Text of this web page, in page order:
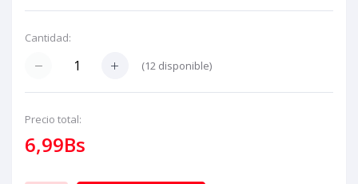
Cantidad:
(12 disponible)
Precio total:
6,99Bs